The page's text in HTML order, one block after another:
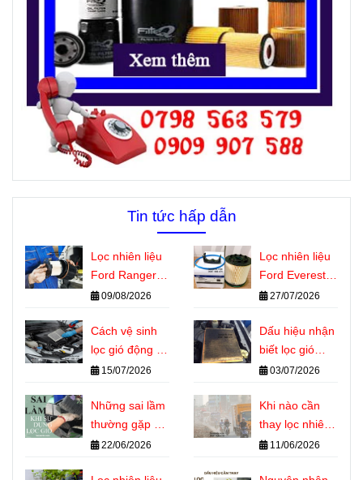
Tin tức hấp dẫn
Lọc nhiên liệu
Ford Ranger,
Everest bị tắc
không?
09/08/2026
Lọc nhiên liệu
Ford Everest
dùng chung
dòng xe nào?
27/07/2026
Cách vệ sinh
lọc gió động cơ
ô tô đúng kỹ
15/07/2026
Dấu hiệu nhận
biết lọc gió
động cơ ô tô
03/07/2026
Những sai lầm
thường gặp khi
sử dụng lọc gió
22/06/2026
Khi nào cần
thay lọc nhiên
liệu Ford
11/06/2026